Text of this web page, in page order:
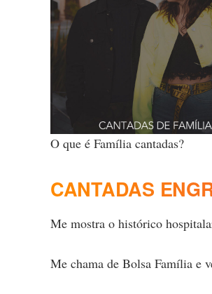
O que é Família cantadas?
CANTADAS
Me mostra o histórico
Me chama de Bolsa Família e